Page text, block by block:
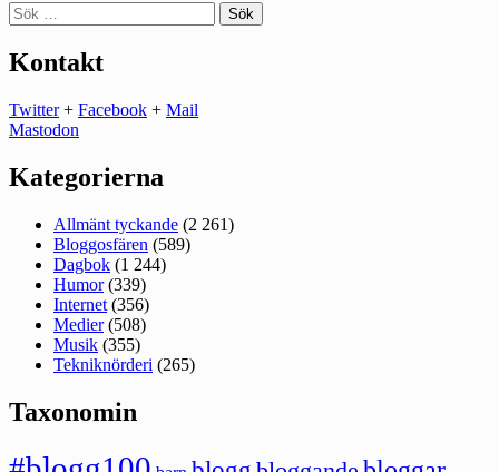
Sök
efter:
Kontakt
Twitter+ Facebook + Mail
Mastodon
Kategorierna
Allmänt tyckande (2 261)
Bloggosfären (589)
Dagbok (1 244)
Humor(339)
Internet (356)
Medier(508)
Musik (355)
Tekniknörderi (265)
Taxonomin